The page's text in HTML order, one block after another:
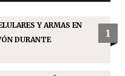
Y ARMAS EN
DURANTE
1